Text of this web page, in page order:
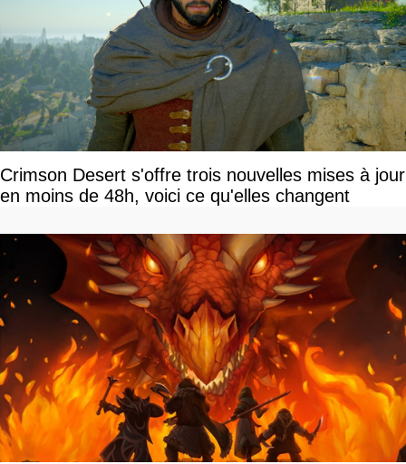
Crimson Desert s'offre trois nouvelles mises à jour
en moins de 48h, voici ce qu'elles changent